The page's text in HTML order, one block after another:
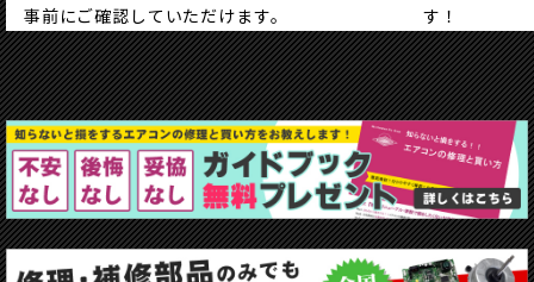
事前にご確認していただけます。
す！